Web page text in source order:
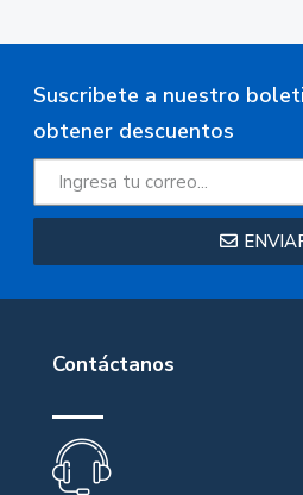
Suscribete a nuestro
obtener descuentos
Contáctanos